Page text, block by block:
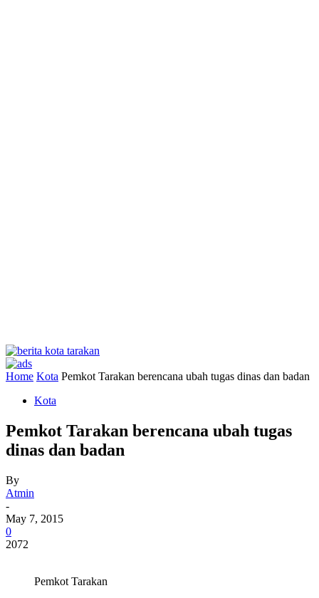
Home Kota Pemkot Tarakan berencana ubah tugas dinas dan badan
Kota
Pemkot Tarakan berencana ubah tugas
dinas dan badan
By
Atmin
-
May 7, 2015
0
2072
Pemkot Tarakan